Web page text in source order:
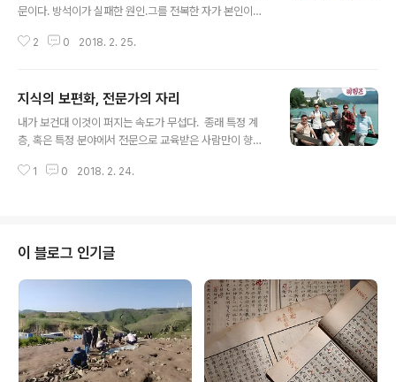
문이다. 방석이가 실패한 원인.그를 전복한 자가 본인이기
는 골육의 정을 끊지 못했기 때문이다.방석이를 제외한 모
이걸 몰랐다.아들이 병약함을 알았으되 그 아들을 지나 바
로 손자에게 갈 수밖에 없음을 알았을 것이로대 혈육에 이
끌려 후사를 망치고 말았다.권력은 부자라도 나누는 물건
일찌감치 상왕으로 물러나 골방에 쳐박혀 있으면서도 일거
2 0 2018. 2. 25.
지식의 보편화, 전문가의 자리
내가 보건대 이것이 퍼지는 속도가 무섭다. 종래 특정 계
층, 혹은 특정 분야에서 전문으로 교육받은 사람만이 향유
었다. 이젠 알량한 지식이랍시고 그걸 무기로 내세워 군림
동남아 미술? 인도 건축? 내가 그 전문가라고 까불다가 큰
코 닥친다. 산스크리트어 팔리어 조금 안다고 알량거리다
가 망신당한다. 한문 조금 안다고 알랑거리다가 면박당한
다. 두공이니 박공이니 하는 용어 거들먹이다가 창피산
다. 내 가본 곳, 그 뿌듯함이 있었지만, 이젠 안 가본 사람이
없다. 나보다 꽃보다 할배, ..
1 0 2018. 2. 24.
이 블로그 인기글